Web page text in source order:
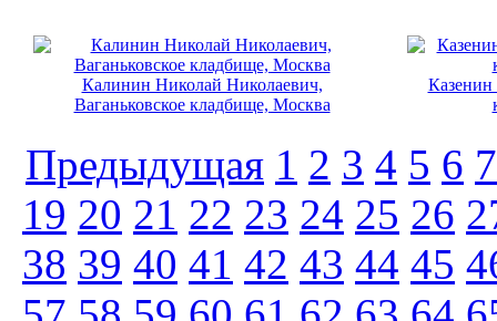
Калинин Николай Николаевич,
Ваганьковское кладбище, Москва
Казенин
Предыдущая 1 2 3 4 5 6 7
19 20 21 22 23 24 25 26
38 39 40 41 42 43 44 45